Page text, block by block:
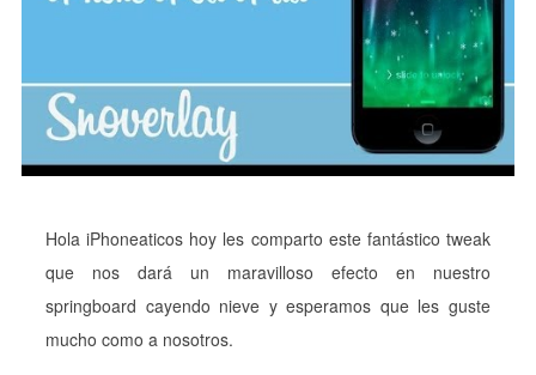
Hola iPhoneaticos hoy les comparto este fantástico tweak
que nos dará un maravilloso efecto en nuestro
springboard cayendo nieve y esperamos que les guste
mucho como a nosotros.